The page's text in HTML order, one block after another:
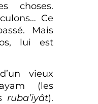
choses.
Ce
Mais
lui est
vieux
(les
ruba’iyât).